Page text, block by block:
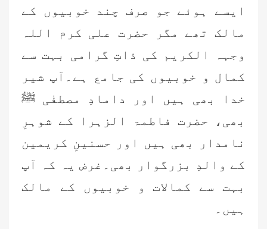
ایسے ہوئے جو صرف چند خوبیوں کے
مالک تھے مگر حضرت علی کرم اللہ
وجہہ الکریم کی ذاتِ گرامی بہت سے
کمال و خوبیوں کی جامع ہے۔آپ شیر
خدا بھی ہیں اور دامادِ مصطفٰی ﷺ
بھی، حضرت فاطمۃ الزہرا کے شوہرِ
نامدار بھی ہیں اور حسنینِ کریمین
کے والدِ بزرگوار بھی۔غرض یہ کہ آپ
بہت سے کمالات و خوبیوں کے مالک
ہیں۔